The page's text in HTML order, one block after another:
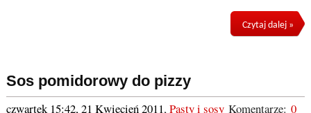
Czytaj dalej »
Sos pomidorowy do pizzy
czwartek 15:42, 21 Kwiecień 2011, Pasty i sosyKomentarze: 0